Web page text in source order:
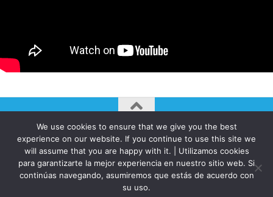
AUTOGIRO/el giro del arte actual © JAVIER MARTINEZ 2026. All
Rights Reserved.
Funciona con - Diseñado con elTema Hueman
We use cookies to ensure that we give you the best
experience on our website. If you continue to use this site we
will assume that you are happy with it. | Utilizamos cookies
para garantizarte la mejor experiencia en nuestro sitio web. Si
continúas navegando, asumiremos que estás de acuerdo con
su uso.